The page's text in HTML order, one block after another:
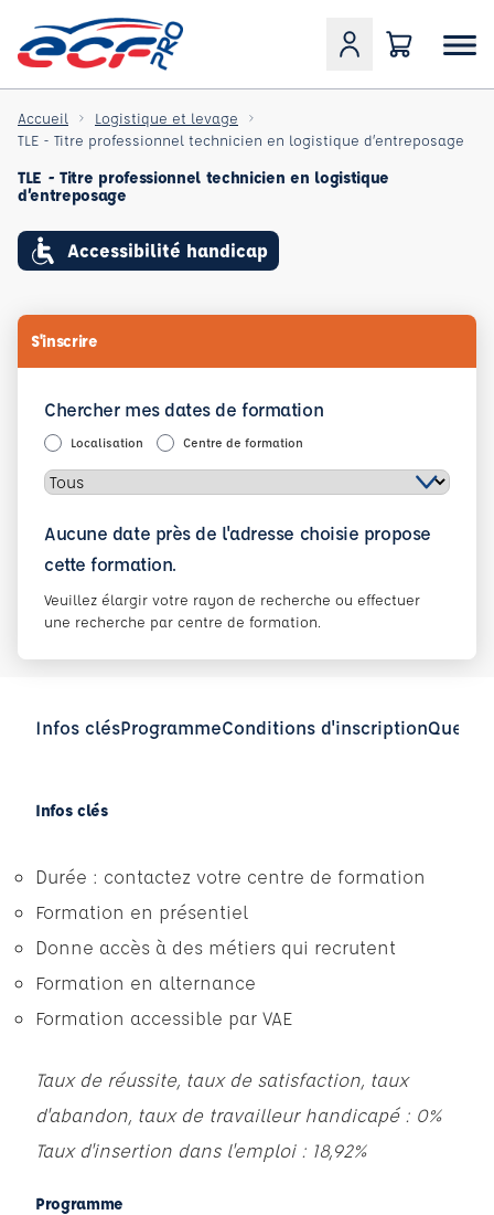
Accueil
Logistique et levage
TLE - Titre professionnel technicien en logistique d’entreposage
TLE - Titre professionnel technicien en logistique
d’entreposage
Accessibilité handicap
S'inscrire
Chercher mes dates de formation
Localisation Centre de formation
Aucune date près de l'adresse choisie propose
cette formation.
Veuillez élargir votre rayon de recherche ou effectuer
une recherche par centre de formation.
Infos clésProgrammeConditions d'inscription
Infos clés
Durée : contactez votre centre de formation
Formation en présentiel
Donne accès à des métiers qui recrutent
Formation en alternance
Formation accessible par VAE
Taux de réussite, taux de satisfaction, taux
d'abandon, taux de travailleur handicapé : 0%
Taux d'insertion dans l'emploi : 18,92%
Programme